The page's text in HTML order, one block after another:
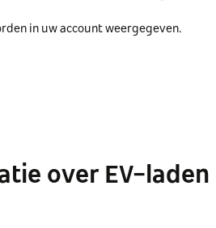
in uw account weergegeven.
over EV-laden